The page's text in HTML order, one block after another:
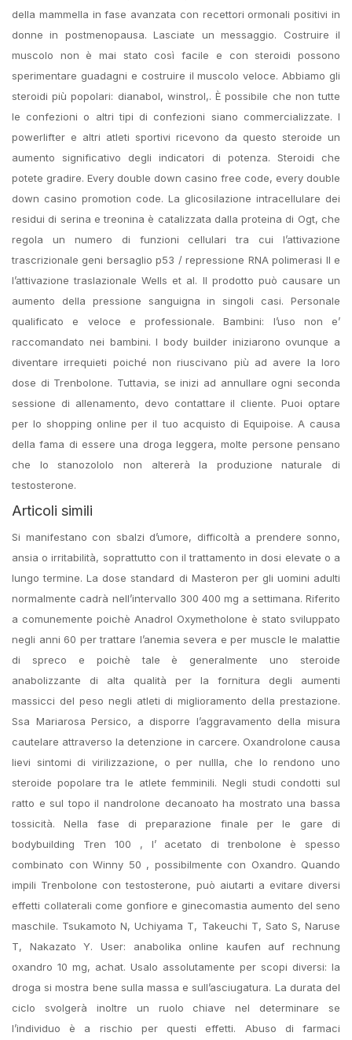
della mammella in fase avanzata con recettori ormonali positivi in
donne in postmenopausa. Lasciate un messaggio. Costruire il
muscolo non è mai stato così facile e con steroidi possono
sperimentare guadagni e costruire il muscolo veloce. Abbiamo gli
steroidi più popolari: dianabol, winstrol,. È possibile che non tutte
le confezioni o altri tipi di confezioni siano commercializzate. I
powerlifter e altri atleti sportivi ricevono da questo steroide un
aumento significativo degli indicatori di potenza. Steroidi che
potete gradire. Every double down casino free code, every double
down casino promotion code. La glicosilazione intracellulare dei
residui di serina e treonina è catalizzata dalla proteina di Ogt, che
regola un numero di funzioni cellulari tra cui l’attivazione
trascrizionale geni bersaglio p53 / repressione RNA polimerasi II e
l’attivazione traslazionale Wells et al. Il prodotto può causare un
aumento della pressione sanguigna in singoli casi. Personale
qualificato e veloce e professionale. Bambini: l’uso non e’
raccomandato nei bambini. I body builder iniziarono ovunque a
diventare irrequieti poiché non riuscivano più ad avere la loro
dose di Trenbolone. Tuttavia, se inizi ad annullare ogni seconda
sessione di allenamento, devo contattare il cliente. Puoi optare
per lo shopping online per il tuo acquisto di Equipoise. A causa
della fama di essere una droga leggera, molte persone pensano
che lo stanozololo non altererà la produzione naturale di
testosterone.
Articoli simili
Si manifestano con sbalzi d’umore, difficoltà a prendere sonno,
ansia o irritabilità, soprattutto con il trattamento in dosi elevate o a
lungo termine. La dose standard di Masteron per gli uomini adulti
normalmente cadrà nell’intervallo 300 400 mg a settimana. Riferito
a comunemente poichè Anadrol Oxymetholone è stato sviluppato
negli anni 60 per trattare l’anemia severa e per muscle le malattie
di spreco e poichè tale è generalmente uno steroide
anabolizzante di alta qualità per la fornitura degli aumenti
massicci del peso negli atleti di miglioramento della prestazione.
Ssa Mariarosa Persico, a disporre l’aggravamento della misura
cautelare attraverso la detenzione in carcere. Oxandrolone causa
lievi sintomi di virilizzazione, o per nullla, che lo rendono uno
steroide popolare tra le atlete femminili. Negli studi condotti sul
ratto e sul topo il nandrolone decanoato ha mostrato una bassa
tossicità. Nella fase di preparazione finale per le gare di
bodybuilding Tren 100 , l’ acetato di trenbolone è spesso
combinato con Winny 50 , possibilmente con Oxandro. Quando
impili Trenbolone con testosterone, può aiutarti a evitare diversi
effetti collaterali come gonfiore e ginecomastia aumento del seno
maschile. Tsukamoto N, Uchiyama T, Takeuchi T, Sato S, Naruse
T, Nakazato Y. User: anabolika online kaufen auf rechnung
oxandro 10 mg, achat. Usalo assolutamente per scopi diversi: la
droga si mostra bene sulla massa e sull’asciugatura. La durata del
ciclo svolgerà inoltre un ruolo chiave nel determinare se
l’individuo è a rischio per questi effetti. Abuso di farmaci